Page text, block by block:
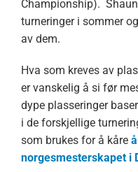
Championship).
turneringer i sommer
av dem.
Hva som kreves av
er vanskelig å si før
dype plasseringer
i de forskjellige
som brukes for å kåre
norgesmesterskapet i